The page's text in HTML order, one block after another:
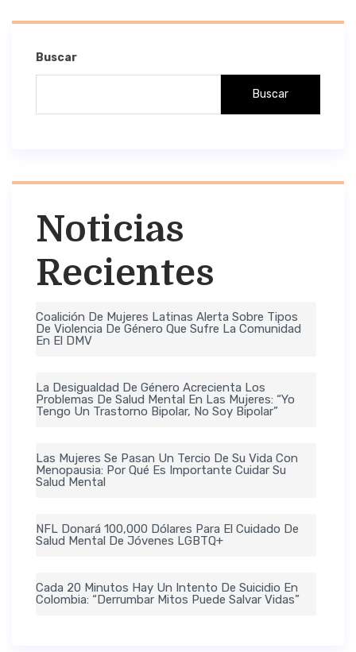
Buscar
Buscar
Noticias
Recientes
Coalición De Mujeres Latinas Alerta Sobre Tipos
De Violencia De Género Que Sufre La Comunidad
En El DMV
La Desigualdad De Género Acrecienta Los
Problemas De Salud Mental En Las Mujeres: “Yo
Tengo Un Trastorno Bipolar, No Soy Bipolar”
Las Mujeres Se Pasan Un Tercio De Su Vida Con
Menopausia: Por Qué Es Importante Cuidar Su
Salud Mental
NFL Donará 100,000 Dólares Para El Cuidado De
Salud Mental De Jóvenes LGBTQ+
Cada 20 Minutos Hay Un Intento De Suicidio En
Colombia: “Derrumbar Mitos Puede Salvar Vidas”